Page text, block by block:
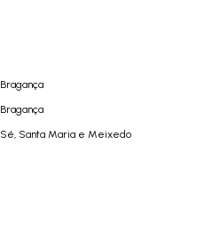
Bragança
Bragança
Sé, Santa Maria e Meixedo